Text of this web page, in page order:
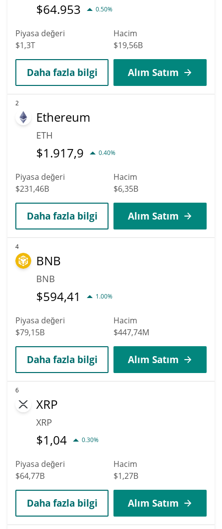
$64.953 0.50%
Piyasa değeri
$1,3T
Hacim
$19,56B
Daha fazla bilgi Alım Satım
2
Ethereum
ETH
$1.917,9 0.40%
Piyasa değeri
$231,46B
Hacim
$6,35B
Daha fazla bilgi Alım Satım
4
BNB
BNB
$594,41 1.00%
Piyasa değeri
$79,15B
Hacim
$447,74M
Daha fazla bilgi Alım Satım
6
XRP
XRP
$1,04 0.30%
Piyasa değeri
$64,77B
Hacim
$1,27B
Daha fazla bilgi Alım Satım